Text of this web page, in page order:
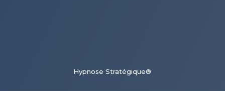
Hypnose Stratégique®